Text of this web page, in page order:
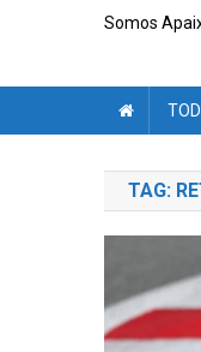
Somos
TAG: